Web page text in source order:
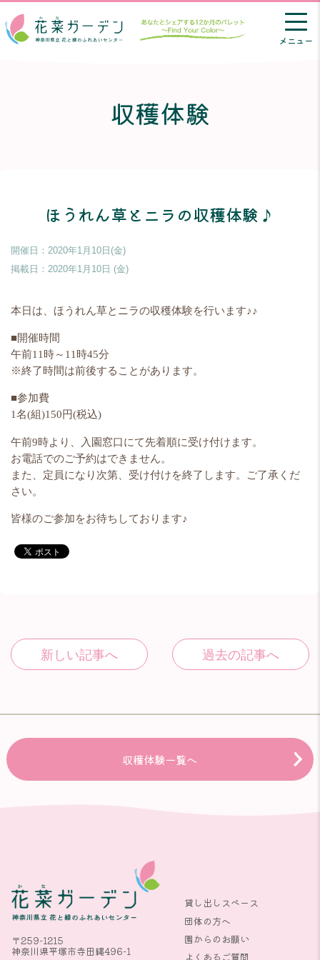
メニュー
収穫体験
ほうれん草とニラの収穫体験♪
開催日：2020年1月10日(金)
掲載日： 2020年1月10日 (金)
本日は、ほうれん草とニラの収穫体験を行います♪♪
■開催時間
午前11時～11時45分
※終了時間は前後することがあります。
■参加費
1名(組)150円(税込)
午前9時より、入園窓口にて先着順に受け付けます。
お電話でのご予約はできません。
また、定員になり次第、受け付けを終了します。ご了承くだ
さい。
皆様のご参加をお待ちしております♪
収穫体験一覧へ
〒259-1215
神奈川県平塚市寺田縄496-1
貸し出しスペース
団体の方へ
園からのお願い
よくあるご質問